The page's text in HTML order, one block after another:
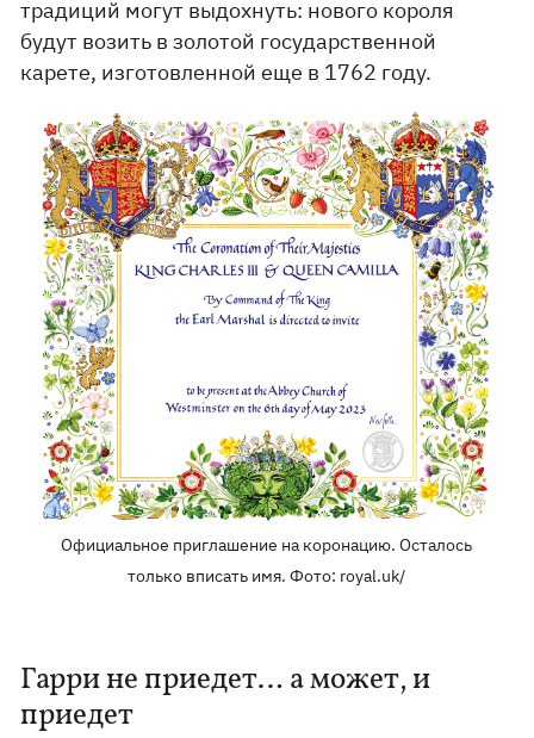
традиций могут выдохнуть: нового короля
будут возить в золотой государственной
карете, изготовленной еще в 1762 году.
Официальное приглашение на коронацию. Осталось
только вписать имя. Фото: royal.uk/
Гарри не приедет… а может, и
приедет